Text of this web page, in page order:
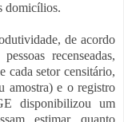
domicílios.
de acordo
recenseadas,
cada setor censitário,
amostra) e o registro
disponibilizou um